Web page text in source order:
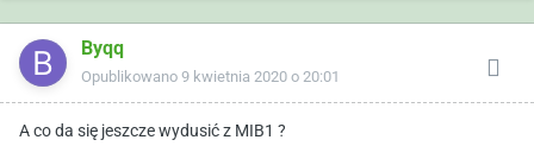
Byqq
Opublikowano 9 kwietnia 2020 o 20:01
A co da się jeszcze wydusić z MIB1 ?